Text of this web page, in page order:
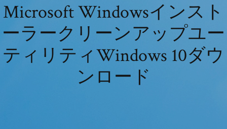
Microsoft Windowsインスト
ーラークリーンアップユー
ティリティWindows 10ダウ
ンロード